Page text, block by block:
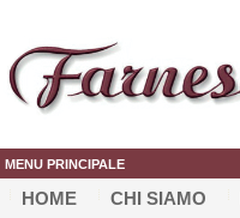
MENU PRINCIPALE
HOME CHI SIAMO